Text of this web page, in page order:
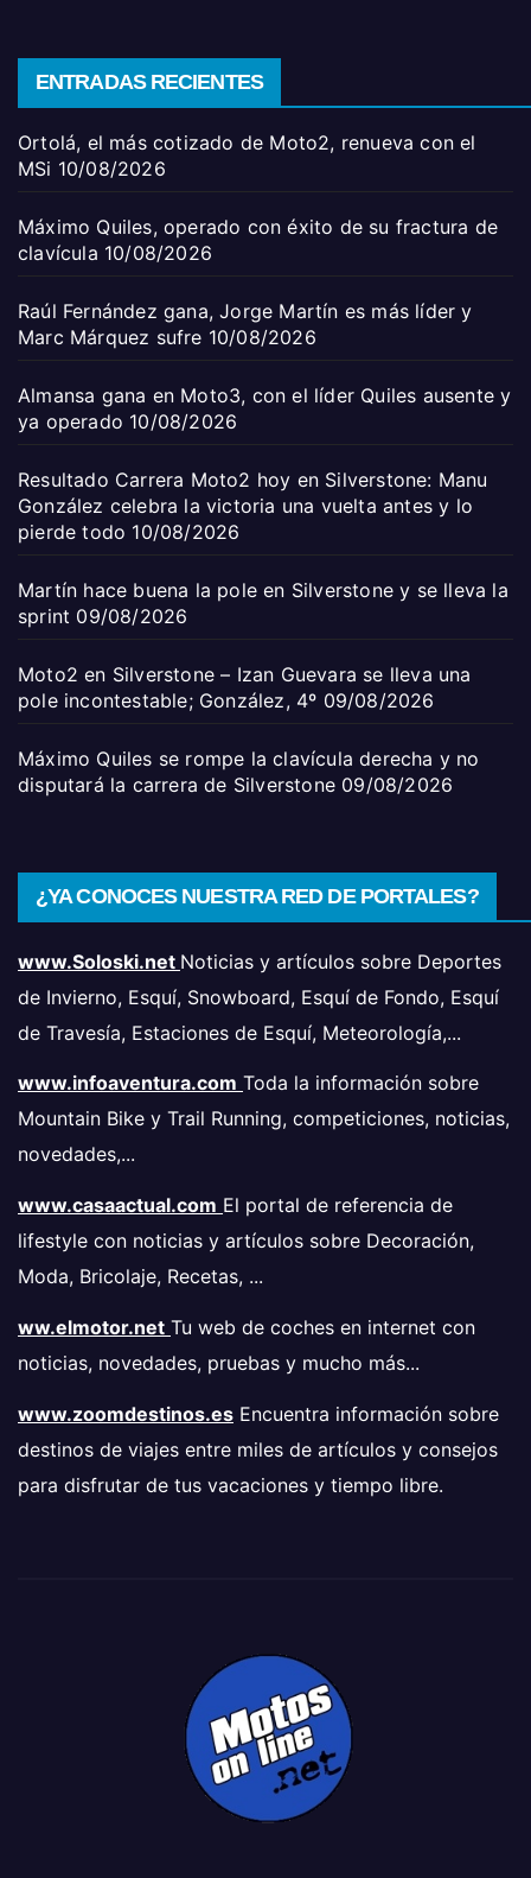
ENTRADAS RECIENTES
Ortolá, el más cotizado de Moto2, renueva con el
MSi 10/08/2026
Máximo Quiles, operado con éxito de su fractura de
clavícula 10/08/2026
Raúl Fernández gana, Jorge Martín es más líder y
Marc Márquez sufre 10/08/2026
Almansa gana en Moto3, con el líder Quiles ausente y
ya operado 10/08/2026
Resultado Carrera Moto2 hoy en Silverstone: Manu
González celebra la victoria una vuelta antes y lo
pierde todo 10/08/2026
Martín hace buena la pole en Silverstone y se lleva la
sprint 09/08/2026
Moto2 en Silverstone – Izan Guevara se lleva una
pole incontestable; González, 4º 09/08/2026
Máximo Quiles se rompe la clavícula derecha y no
disputará la carrera de Silverstone 09/08/2026
¿YA CONOCES NUESTRA RED DE PORTALES?
www.Soloski.net Noticias y artículos sobre Deportes
de Invierno, Esquí, Snowboard, Esquí de Fondo, Esquí
de Travesía, Estaciones de Esquí, Meteorología,...
www.infoaventura.com Toda la información sobre
Mountain Bike y Trail Running, competiciones, noticias,
novedades,...
www.casaactual.com El portal de referencia de
lifestyle con noticias y artículos sobre Decoración,
Moda, Bricolaje, Recetas, ...
ww.elmotor.net Tu web de coches en internet con
noticias, novedades, pruebas y mucho más...
www.zoomdestinos.es Encuentra información sobre
destinos de viajes entre miles de artículos y consejos
para disfrutar de tus vacaciones y tiempo libre.